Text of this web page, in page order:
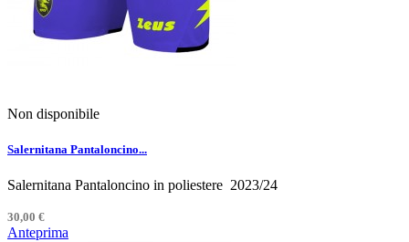
Non disponibile
Salernitana Pantaloncino...
Salernitana Pantaloncino in poliestere 2023/24
30,00 €
Anteprima